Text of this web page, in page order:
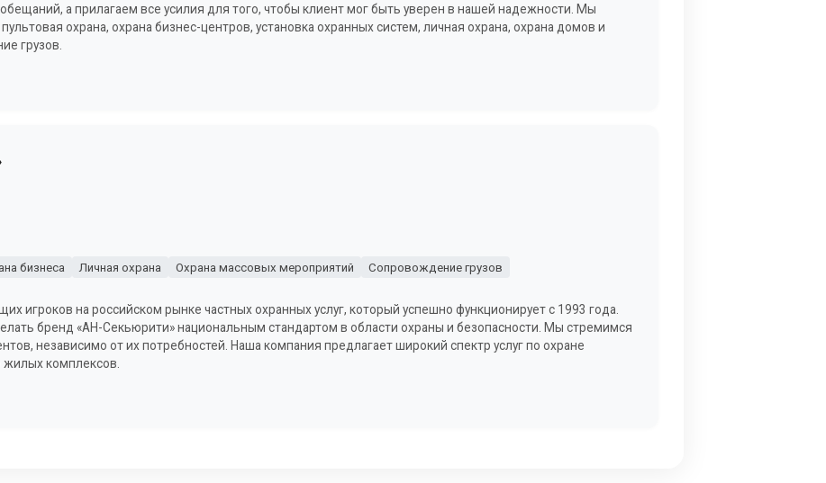
а прилагаем все усилия для того, чтобы клиент мог быть уверен в нашей надежности. Мы
охрана, охрана бизнес-центров, установка охранных систем, личная охрана, охрана домов и
грузов.
бизнеса Личная охрана Охрана массовых мероприятий
Сопровождение грузов
игроков на российском рынке частных охранных услуг, который успешно функционирует с 1993 года.
бренд «АН-Секьюрити» национальным стандартом в области охраны и безопасности. Мы стремимся
независимо от их потребностей. Наша компания предлагает широкий спектр услуг по охране
жилых комплексов.